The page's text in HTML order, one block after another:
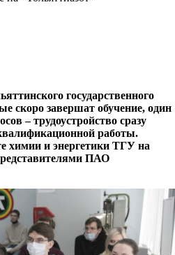
государственного
скоро завершат обучение, один
– трудоустройство сразу
работы.
химии и энергетики ТГУ на
ПАО